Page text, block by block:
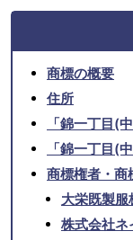
商標の概要
住所
「錦一丁目(
「錦一丁目(
商標権者・商
大栄既製服
株式会社ネ